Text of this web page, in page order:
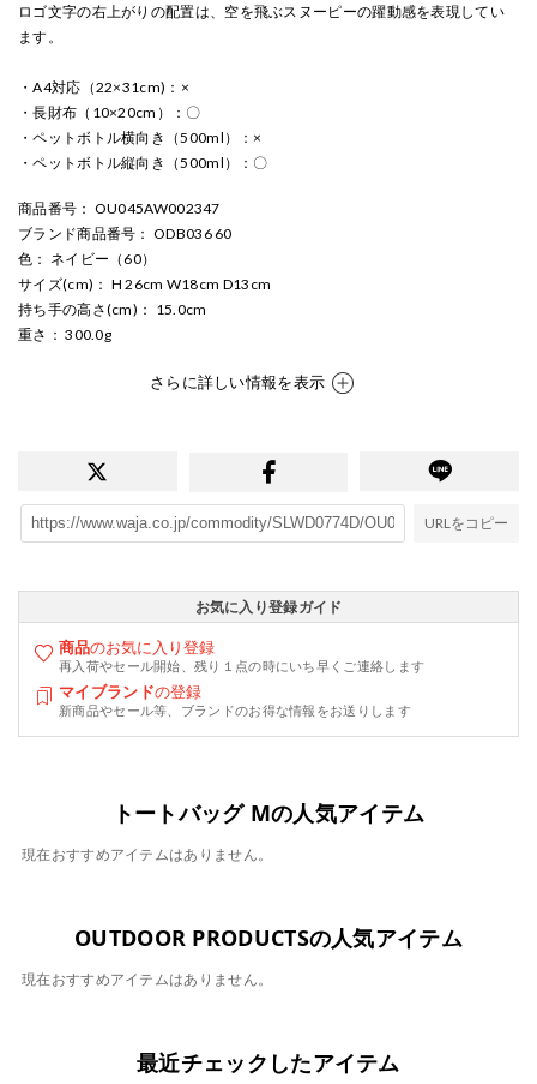
ロゴ文字の右上がりの配置は、空を飛ぶスヌーピーの躍動感を表現してい
ます。
・A4対応（22×31cm)：×
・長財布（10×20cm）：〇
・ペットボトル横向き（500ml）：×
・ペットボトル縦向き（500ml）：〇
商品番号 ： OU045AW002347
ブランド商品番号 ： ODB036 60
色 ： ネイビー（60）
サイズ(cm) ： H 26cm W18cm D13cm
持ち手の高さ(cm) ： 15.0cm
重さ ： 300.0g
さらに詳しい情報を表示
URLをコピー
お気に入り登録ガイド
商品のお気に入り登録
再入荷やセール開始、残り１点の時にいち早くご連絡します
マイブランドの登録
新商品やセール等、ブランドのお得な情報をお送りします
トートバッグ Mの人気アイテム
現在おすすめアイテムはありません。
OUTDOOR PRODUCTSの人気アイテム
現在おすすめアイテムはありません。
最近チェックしたアイテム